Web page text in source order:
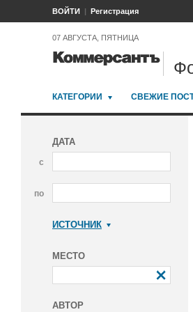
ВОЙТИ Регистрация
07 АВГУСТА, ПЯТНИЦА
КАТЕГОРИИ СВЕЖИЕ
ДАТА
с
по
ИСТОЧНИК
МЕСТО
АВТОР